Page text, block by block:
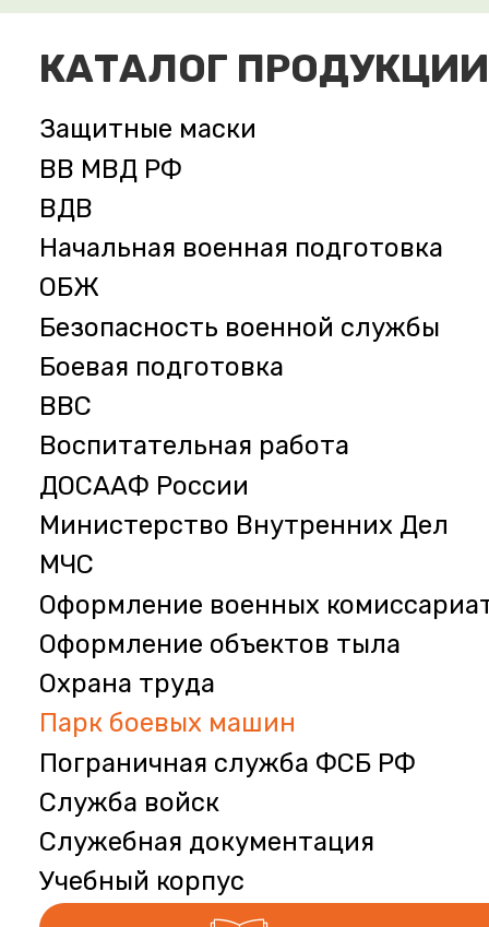
КАТАЛОГ ПРОДУКЦИИ
Защитные маски
ВВ МВД РФ
ВДВ
Начальная военная подготовка
ОБЖ
Безопасность военной службы
Боевая подготовка
ВВС
Воспитательная работа
ДОСААФ России
Министерство Внутренних Дел
МЧС
Оформление военных
Оформление объектов тыла
Охрана труда
Парк боевых машин
Пограничная служба ФСБ РФ
Служба войск
Служебная документация
Учебный корпус